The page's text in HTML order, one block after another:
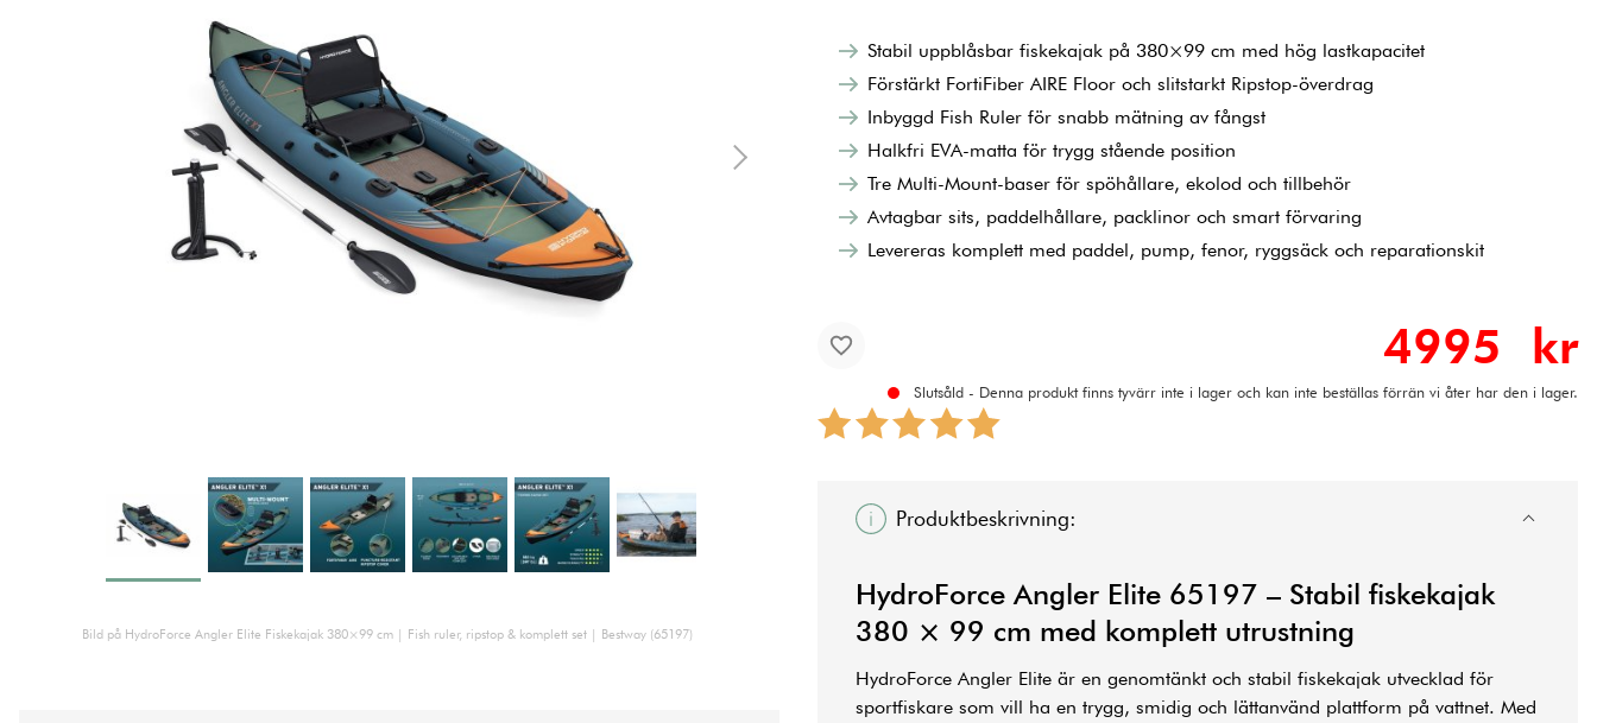
Bild på HydroForce Angler Elite Fiskekajak 380×99 cm | Fish ruler, ripstop & komplett set | Bestway (65197)
Stabil uppblåsbar fiskekajak på 380×99 cm med hög lastkapacitet
Förstärkt FortiFiber AIRE Floor och slitstarkt Ripstop-överdrag
Inbyggd Fish Ruler för snabb mätning av fångst
Halkfri EVA-matta för trygg stående position
Tre Multi-Mount-baser för spöhållare, ekolod och tillbehör
Avtagbar sits, paddelhållare, packlinor och smart förvaring
Levereras komplett med paddel, pump, fenor, ryggsäck och reparationskit
4995 kr
Slutsåld - Denna produkt finns tyvärr inte i lager och kan inte beställas förrän vi åter har den i lager.
Produktbeskrivning:
HydroForce Angler Elite 65197 – Stabil fiskekajak
380 × 99 cm med komplett utrustning
HydroForce Angler Elite är en genomtänkt och stabil fiskekajak utvecklad för
sportfiskare som vill ha en trygg, smidig och lättanvänd plattform på vattnet. Med